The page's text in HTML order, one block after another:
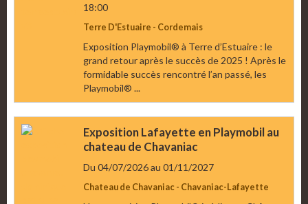
18:00
Terre D'Estuaire - Cordemais
Exposition Playmobil® à Terre d’Estuaire : le
grand retour après le succès de 2025 ! Après le
formidable succès rencontré l’an passé, les
Playmobil® ...
Exposition Lafayette en Playmobil au
chateau de Chavaniac
Du 04/07/2026au 01/11/2027
Chateau de Chavaniac - Chavaniac-Lafayette